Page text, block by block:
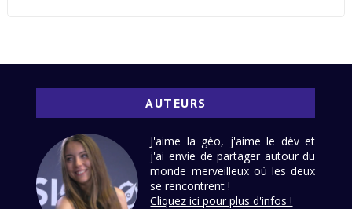
AUTEURS
J'aime la géo, j'aime le dév et
j'ai envie de partager autour du
monde merveilleux où les deux
se rencontrent !
Cliquez ici pour plus d'infos !